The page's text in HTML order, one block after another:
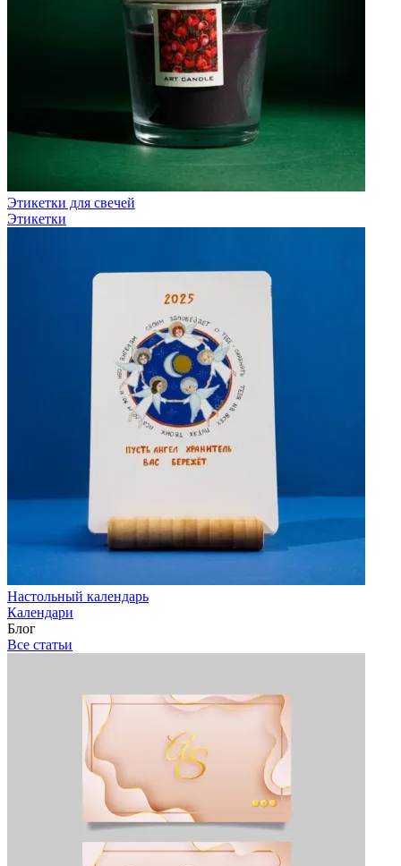
Этикетки для свечей
Этикетки
Настольный календарь
Календари
Блог
Все статьи